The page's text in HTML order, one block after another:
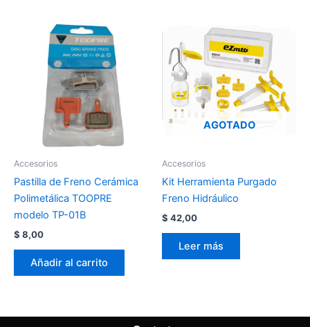
Accesorios
Pastilla de Freno Cerámica
Polimetálica TOOPRE
modelo TP-01B
$ 8,00
Añadir al carrito
AGOTADO
Accesorios
Kit Herramienta Purgado
Freno Hidráulico
$ 42,00
Leer más